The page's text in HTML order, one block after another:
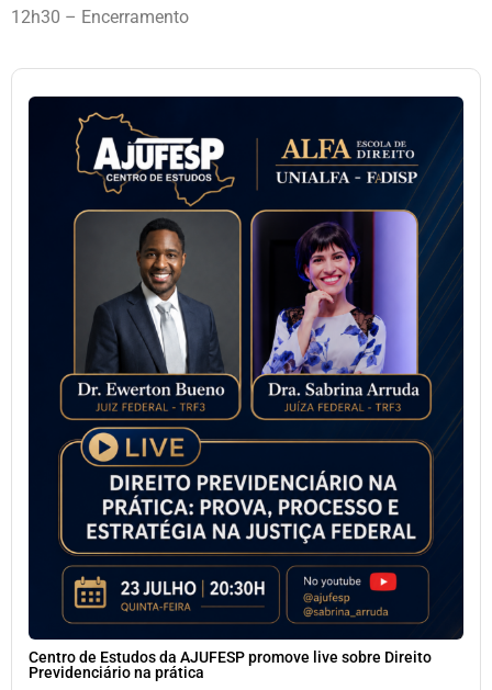
12h30 – Encerramento
Centro de Estudos da AJUFESP promove live sobre Direito
Previdenciário na prática